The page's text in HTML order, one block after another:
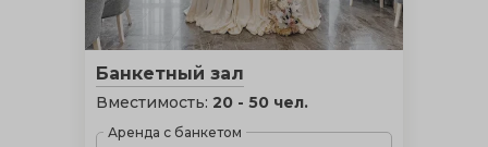
Банкетный зал
Вместимость: 20 - 50 чел.
Аренда с банкетом